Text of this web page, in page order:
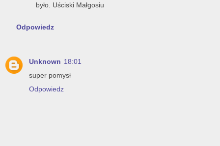
było. Uściski Małgosiu
Odpowiedz
Unknown 18:01
super pomysł
Odpowiedz